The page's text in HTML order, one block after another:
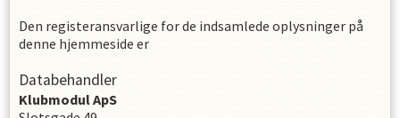
Den registeransvarlige for de indsamlede oplysninger på
denne hjemmeside er
Databehandler
Klubmodul ApS